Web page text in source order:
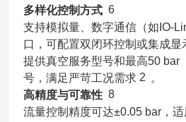
多样化控制方式 6
支持模拟量、数字通信（如IO-
口，可配置双闭环控制或集成显
提供真空服务型号和最高50 bar
号，满足严苛工况需求 2 。
高精度与可靠性 8
流量控制精度可达±0.05 bar，